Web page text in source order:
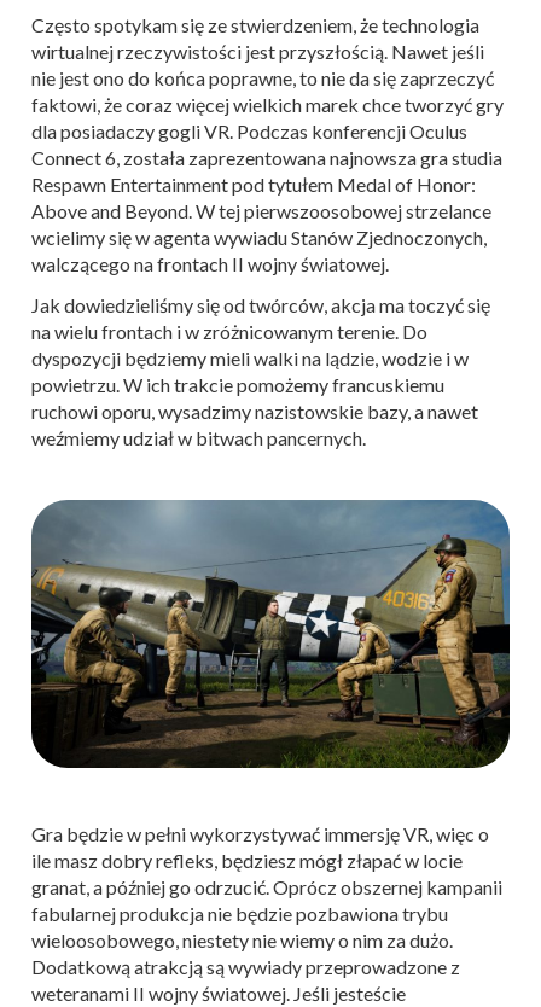
Często spotykam się ze stwierdzeniem, że technologia
wirtualnej rzeczywistości jest przyszłością. Nawet jeśli
nie jest ono do końca poprawne, to nie da się zaprzeczyć
faktowi, że coraz więcej wielkich marek chce tworzyć gry
dla posiadaczy gogli VR. Podczas konferencji Oculus
Connect 6, została zaprezentowana najnowsza gra studia
Respawn Entertainment pod tytułem Medal of Honor:
Above and Beyond. W tej pierwszoosobowej strzelance
wcielimy się w agenta wywiadu Stanów Zjednoczonych,
walczącego na frontach II wojny światowej.
Jak dowiedzieliśmy się od twórców, akcja ma toczyć się
na wielu frontach i w zróżnicowanym terenie. Do
dyspozycji będziemy mieli walki na lądzie, wodzie i w
powietrzu. W ich trakcie pomożemy francuskiemu
ruchowi oporu, wysadzimy nazistowskie bazy, a nawet
weźmiemy udział w bitwach pancernych.
Gra będzie w pełni wykorzystywać immersję VR, więc o
ile masz dobry refleks, będziesz mógł złapać w locie
granat, a później go odrzucić. Oprócz obszernej kampanii
fabularnej produkcja nie będzie pozbawiona trybu
wieloosobowego, niestety nie wiemy o nim za dużo.
Dodatkową atrakcją są wywiady przeprowadzone z
weteranami II wojny światowej. Jeśli jesteście